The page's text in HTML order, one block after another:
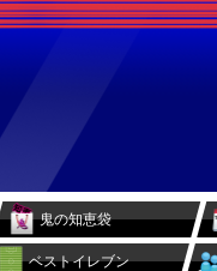
鬼の知恵袋
ベストイレブン